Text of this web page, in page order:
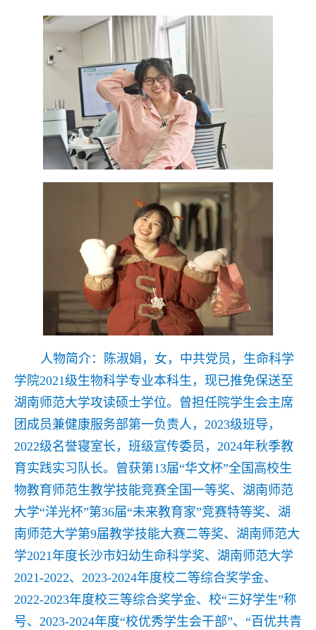
人物简介：陈淑娟，女，中共党员，生命科学
学院2021级生物科学专业本科生，现已推免保送至
湖南师范大学攻读硕士学位。曾担任院学生会主席
团成员兼健康服务部第一负责人，2023级班导，
2022级名誉寝室长，班级宣传委员，2024年秋季教
育实践实习队长。曾获第13届“华文杯”全国高校生
物教育师范生教学技能竞赛全国一等奖、湖南师范
大学“洋光杯”第36届“未来教育家”竞赛特等奖、湖
南师范大学第9届教学技能大赛二等奖、湖南师范大
学2021年度长沙市妇幼生命科学奖、湖南师范大学
2021-2022、2023-2024年度校二等综合奖学金、
2022-2023年度校三等综合奖学金、校“三好学生”称
号、2023-2024年度“校优秀学生会干部”、“百优共青